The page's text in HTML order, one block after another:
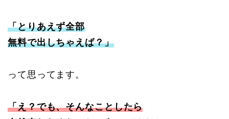
「とりあえず全部
無料で出しちゃえば？」
って思ってます。
「え？でも、そんなことしたら